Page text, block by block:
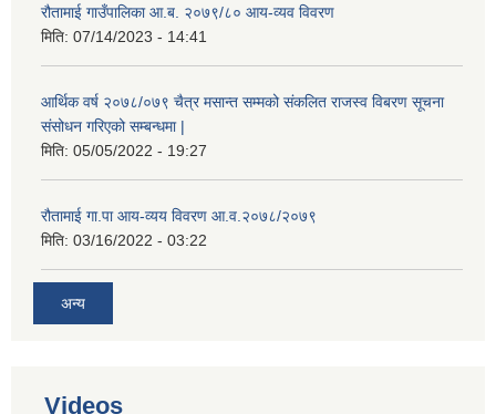
रौतामाई गाउँपालिका आ.ब. २०७९/८० आय-व्यव विवरण
मिति: 07/14/2023 - 14:41
आर्थिक वर्ष २०७८/०७९ चैत्र मसान्त सम्मको संकलित राजस्व विबरण सूचना
संसोधन गरिएको सम्बन्धमा |
मिति: 05/05/2022 - 19:27
रौतामाई गा.पा आय-व्यय विवरण आ.व.२०७८/२०७९
मिति: 03/16/2022 - 03:22
अन्य
Videos